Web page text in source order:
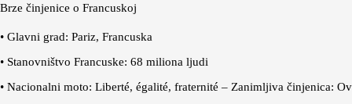
Brze činjenice o Francuskoj
• Glavni grad: Pariz, Francuska
• Stanovništvo Francuske: 68 miliona ljudi
• Nacionalni moto: Liberté, égalité, fraternité – Zanimljiva činjenica: